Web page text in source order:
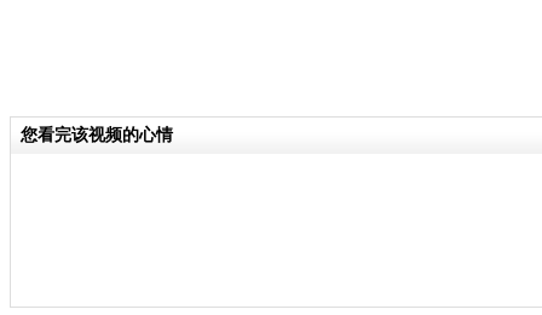
您看完该视频的心情